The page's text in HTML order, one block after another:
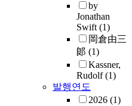
by
Jonathan
Swift(1)
岡倉由三
郞 (1)
Kassner,
Rudolf(1)
발행연도
2026 (1)